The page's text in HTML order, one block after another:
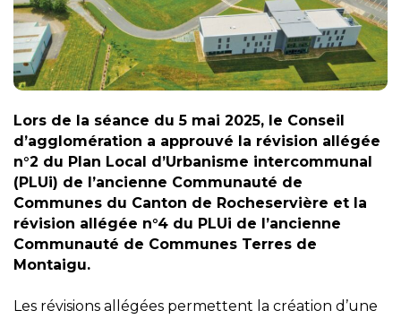
Lors de la séance du 5 mai 2025, le Conseil
d’agglomération a approuvé la révision allégée
n°2 du Plan Local d’Urbanisme intercommunal
(PLUi) de l’ancienne Communauté de
Communes du Canton de Rocheservière et la
révision allégée n°4 du PLUi de l’ancienne
Communauté de Communes Terres de
Montaigu.
Les révisions allégées permettent la création d’une